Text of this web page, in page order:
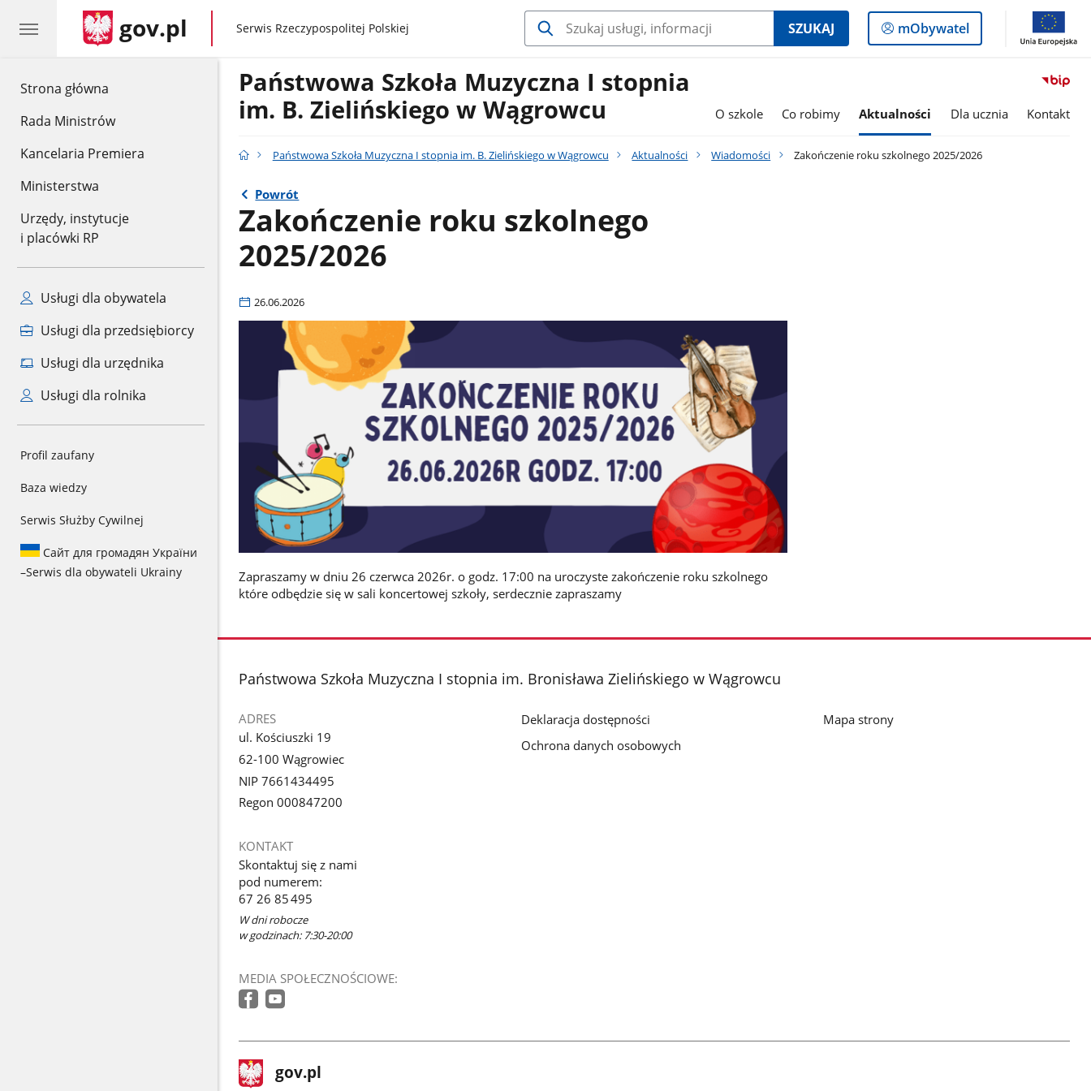
Strona główna
Rada Ministrów
Kancelaria Premiera
Ministerstwa
Urzędy, instytucje
i placówki RP
Usługi dla obywatela
Usługi dla przedsiębiorcy
Usługi dla urzędnika
Usługi dla rolnika
Profil zaufany
Baza wiedzy
Serwis Służby Cywilnej
Сайт для громадян України
–Serwis dla obywateli Ukrainy
gov.pl gov.pl
Serwis Rzeczypospolitej Polskiej SZUKAJ
Logowanie
do
mObywatel
Państwowa Szkoła Muzyczna I stopnia
im. B. Zielińskiego w Wągrowcu
O szkole Co robimy Aktualności Dla ucznia Kontakt
Państwowa Szkoła Muzyczna I stopnia im. B. Zielińskiego w Wągrowcu Aktualności Wiadomości Zakończenie roku szkolnego 2025/2026
Powrót
Zakończenie roku szkolnego
2025/2026
26.06.2026
Zapraszamy w dniu 26 czerwca 2026r. o godz. 17:00 na uroczyste zakończenie roku szkolnego
które odbędzie się w sali koncertowej szkoły, serdecznie zapraszamy
stopka
Państwowa Szkoła Muzyczna I stopnia im. Bronisława Zielińskiego w Wągrowcu
ADRES
ul. Kościuszki 19
62-100 Wągrowiec
NIP 7661434495
Regon 000847200
KONTAKT
Skontaktuj się z nami
pod numerem:
67 26 85 495
W dni robocze
w godzinach: 7:30-20:00
MEDIA SPOŁECZNOŚCIOWE:
Deklaracja dostępności
Ochrona danych osobowych
Mapa strony
stopka
gov.pl Strona
gov.pl